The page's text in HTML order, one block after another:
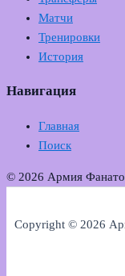
Матчи
Тренировки
История
Навигация
Главная
Поиск
© 2026 Армия
Copyright © 2026